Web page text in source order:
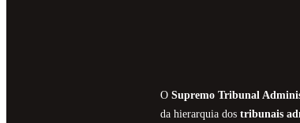
O Supremo Tribunal
da hierarquia dos tribunais